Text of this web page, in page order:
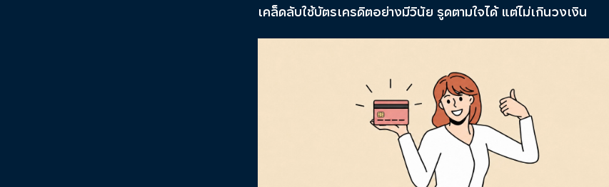
เคล็ดลับใช้บัตรเครดิตอย่างมีวินัย รูดตามใจได้ แต่ไม่เกินวงเงิน